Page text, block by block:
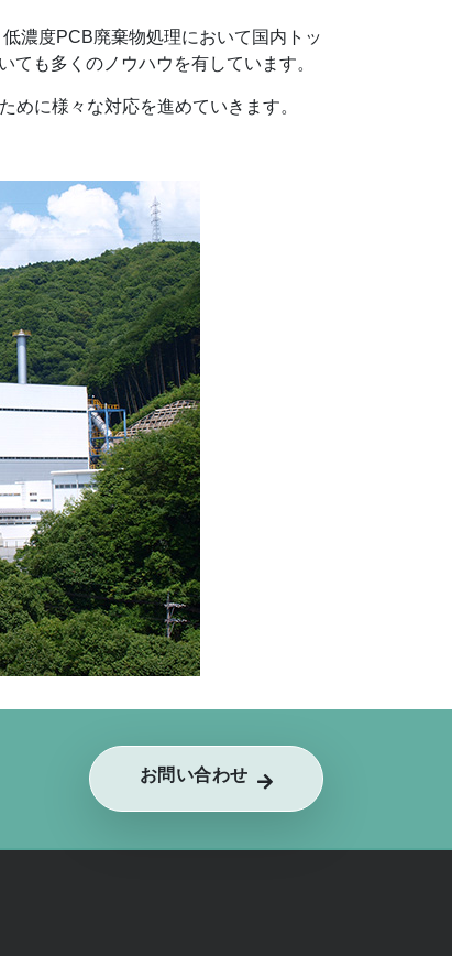
濃度PCB廃棄物処理において国内トッ
も多くのノウハウを有しています。
めに様々な対応を進めていきます。
お問い合わせ